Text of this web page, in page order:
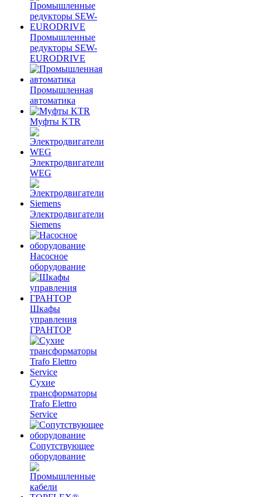
Промышленные
редукторы SEW-
EURODRIVE
Промышленная
автоматика
Муфты KTR
Электродвигатели
WEG
Электродвигатели
Siemens
Насосное
оборудование
Шкафы
управления
ГРАНТОР
Сухие
трансформаторы
Trafo Elettro
Service
Сопутствующее
оборудование